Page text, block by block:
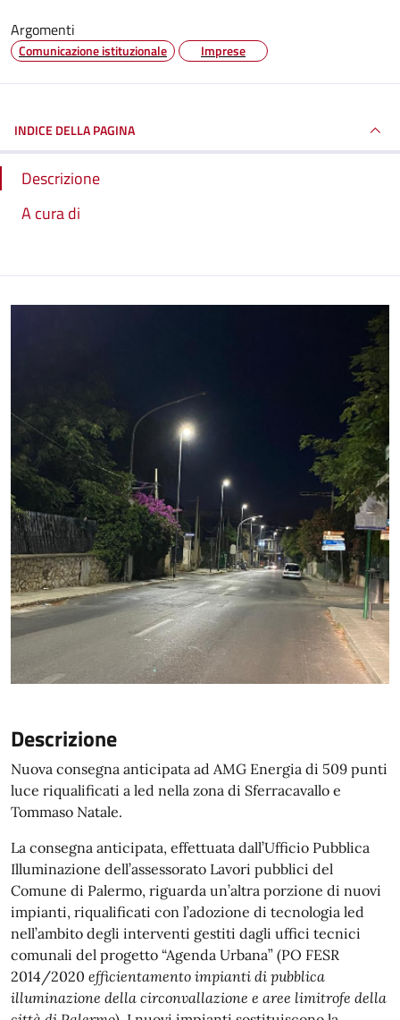
Argomenti
Comunicazione istituzionale Imprese
INDICE DELLA PAGINA
Descrizione
A cura di
Descrizione
Nuova consegna anticipata ad AMG Energia di 509 punti
luce riqualificati a led nella zona di Sferracavallo e
Tommaso Natale.
La consegna anticipata, effettuata dall’Ufficio Pubblica
Illuminazione dell’assessorato Lavori pubblici del
Comune di Palermo, riguarda un’altra porzione di nuovi
impianti, riqualificati con l’adozione di tecnologia led
nell’ambito degli interventi gestiti dagli uffici tecnici
comunali del progetto “Agenda Urbana” (PO FESR
2014/2020 efficientamento impianti di pubblica
illuminazione della circonvallazione e aree limitrofe della